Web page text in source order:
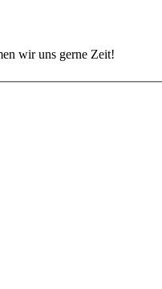
wir uns gerne Zeit!